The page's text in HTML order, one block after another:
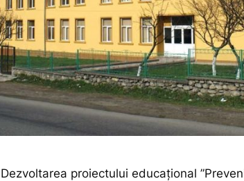
Dezvoltarea proiectului educațional